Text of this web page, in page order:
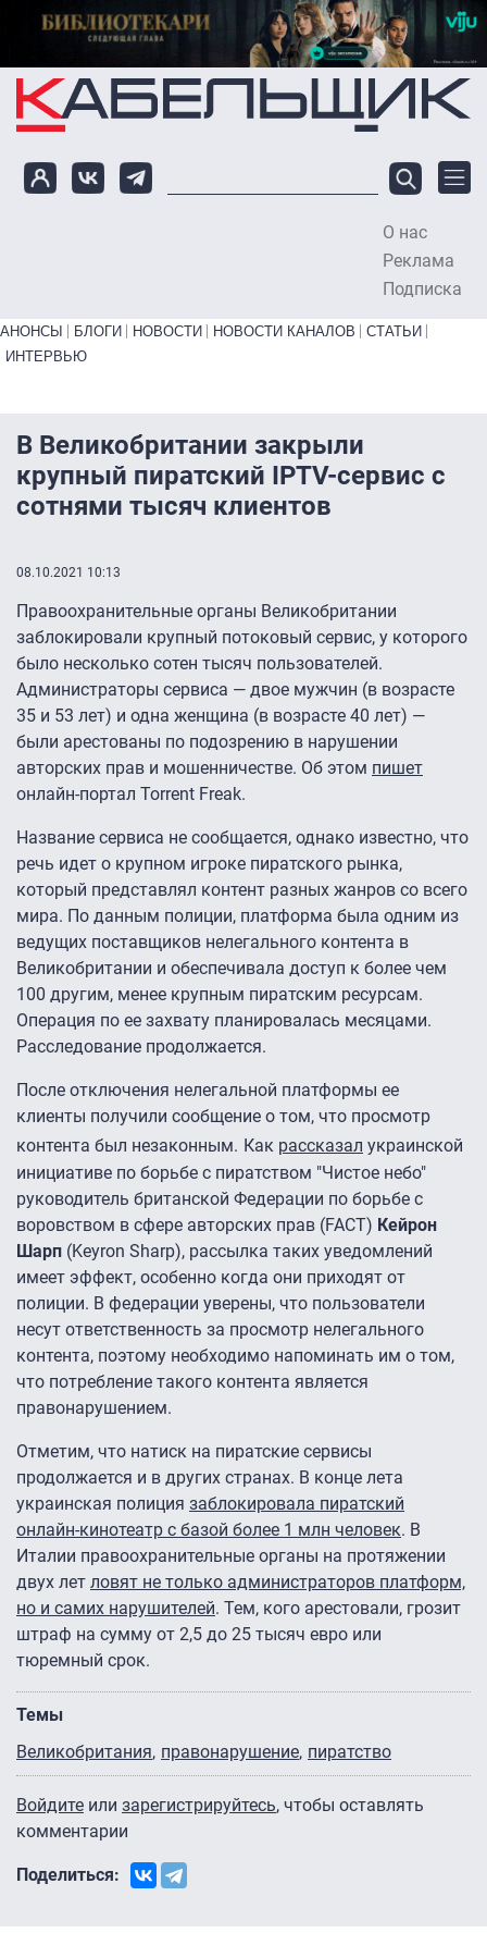
Перейти к основному содержанию
О нас
Реклама
Подписка
Primary links bottom
АНОНСЫ БЛОГИ НОВОСТИ НОВОСТИ КАНАЛОВ
СТАТЬИ
ИНТЕРВЬЮ
В Великобритании закрыли
крупный пиратский IPTV-сервис с
сотнями тысяч клиентов
08.10.2021 10:13
Правоохранительные органы Великобритании
заблокировали крупный потоковый сервис, у которого
было несколько сотен тысяч пользователей.
Администраторы сервиса — двое мужчин (в возрасте
35 и 53 лет) и одна женщина (в возрасте 40 лет) —
были арестованы по подозрению в нарушении
авторских прав и мошенничестве. Об этом пишет
онлайн-портал Torrent Freak.
Название сервиса не сообщается, однако известно, что
речь идет о крупном игроке пиратского рынка,
который представлял контент разных жанров со всего
мира. По данным полиции, платформа была одним из
ведущих поставщиков нелегального контента в
Великобритании и обеспечивала доступ к более чем
100 другим, менее крупным пиратским ресурсам.
Операция по ее захвату планировалась месяцами.
Расследование продолжается.
После отключения нелегальной платформы ее
клиенты получили сообщение о том, что просмотр
контента был незаконным. Как рассказал украинской
инициативе по борьбе с пиратством "Чистое небо"
руководитель британской Федерации по борьбе с
воровством в сфере авторских прав (FACT) Кейрон
Шарп (Keyron Sharp), рассылка таких уведомлений
имеет эффект, особенно когда они приходят от
полиции. В федерации уверены, что пользователи
несут ответственность за просмотр нелегального
контента, поэтому необходимо напоминать им о том,
что потребление такого контента является
правонарушением.
Отметим, что натиск на пиратские сервисы
продолжается и в других странах. В конце лета
украинская полиция заблокировала пиратский
онлайн-кинотеатр с базой более 1 млн человек. В
Италии правоохранительные органы на протяжении
двух лет ловят не только администраторов платформ,
но и самих нарушителей. Тем, кого арестовали, грозит
штраф на сумму от 2,5 до 25 тысяч евро или
тюремный срок.
Темы
Великобритания правонарушение пиратство
Войдите или зарегистрируйтесь, чтобы оставлять
комментарии
Поделиться: